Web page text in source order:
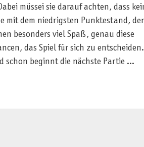
müssei sie darauf achten, dass
mit dem niedrigsten Punktestand,
besonders viel Spaß, genau diese
das Spiel für sich zu entscheiden.
schon beginnt die nächste Partie ...